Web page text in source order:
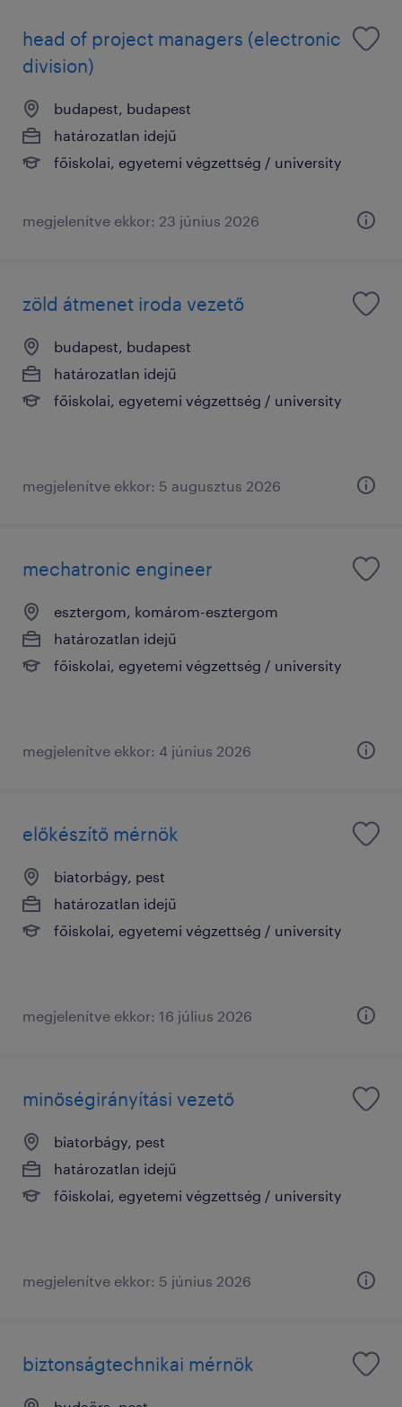
head of project managers (electronic
division)
budapest, budapest
határozatlan idejű
főiskolai, egyetemi végzettség / university
megjelenítve ekkor: 23 június 2026
zöld átmenet iroda vezető
budapest, budapest
határozatlan idejű
főiskolai, egyetemi végzettség / university
megjelenítve ekkor: 5 augusztus 2026
mechatronic engineer
esztergom, komárom-esztergom
határozatlan idejű
főiskolai, egyetemi végzettség / university
megjelenítve ekkor: 4 június 2026
előkészítő mérnök
biatorbágy, pest
határozatlan idejű
főiskolai, egyetemi végzettség / university
megjelenítve ekkor: 16 július 2026
minőségirányítási vezető
biatorbágy, pest
határozatlan idejű
főiskolai, egyetemi végzettség / university
megjelenítve ekkor: 5 június 2026
biztonságtechnikai mérnök